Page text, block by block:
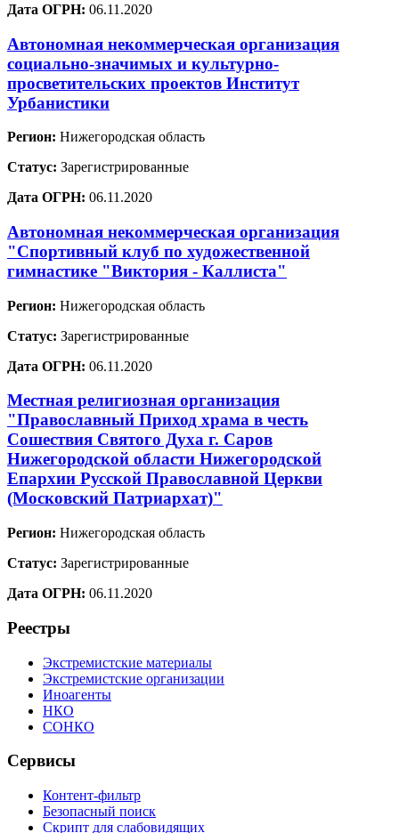
Дата ОГРН: 06.11.2020
Автономная некоммерческая организация
социально-значимых и культурно-
просветительских проектов Институт
Урбанистики
Регион: Нижегородская область
Статус: Зарегистрированные
Дата ОГРН: 06.11.2020
Автономная некоммерческая организация
"Спортивный клуб по художественной
гимнастике "Виктория - Каллиста"
Регион: Нижегородская область
Статус: Зарегистрированные
Дата ОГРН: 06.11.2020
Местная религиозная организация
"Православный Приход храма в честь
Сошествия Святого Духа г. Саров
Нижегородской области Нижегородской
Епархии Русской Православной Церкви
(Московский Патриархат)"
Регион: Нижегородская область
Статус: Зарегистрированные
Дата ОГРН: 06.11.2020
Реестры
Экстремистские материалы
Экстремистские организации
Иноагенты
НКО
СОНКО
Сервисы
Контент-фильтр
Безопасный поиск
Скрипт для слабовидящих